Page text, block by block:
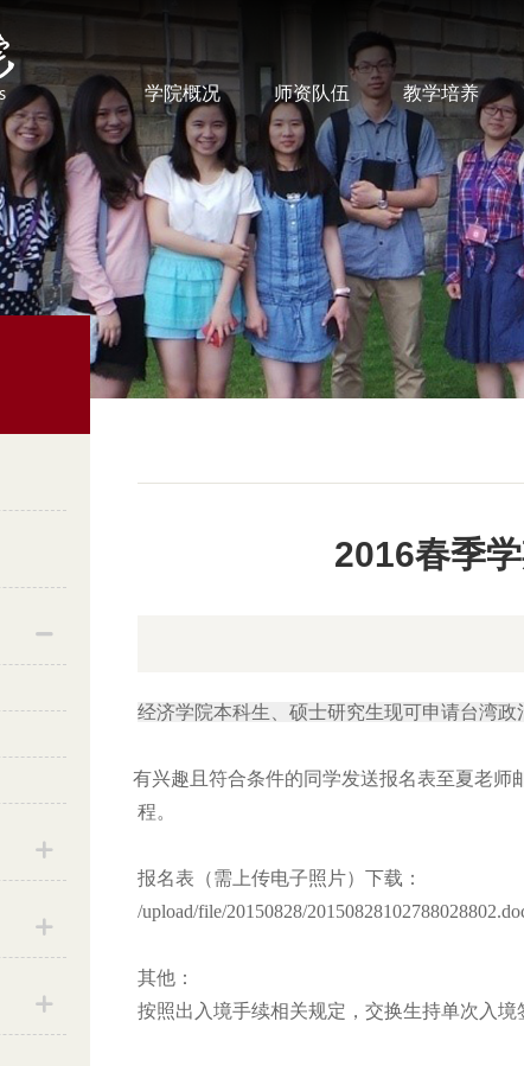
学院概况 师资队伍 教学培养
2016春季
经济学院本科生、硕士研究生现可申请台湾政
有兴趣且符合条件的同学发送报名表至夏老师
程。
报名表（需上传电子照片）下载：
/upload/file/20150828/
其他：
按照出入境手续相关规定，交换生持单次入